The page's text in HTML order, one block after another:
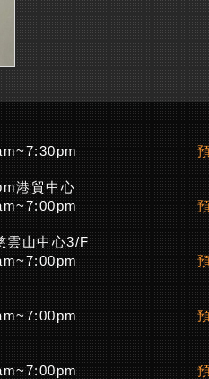
港貿中心
雲山中心3/F